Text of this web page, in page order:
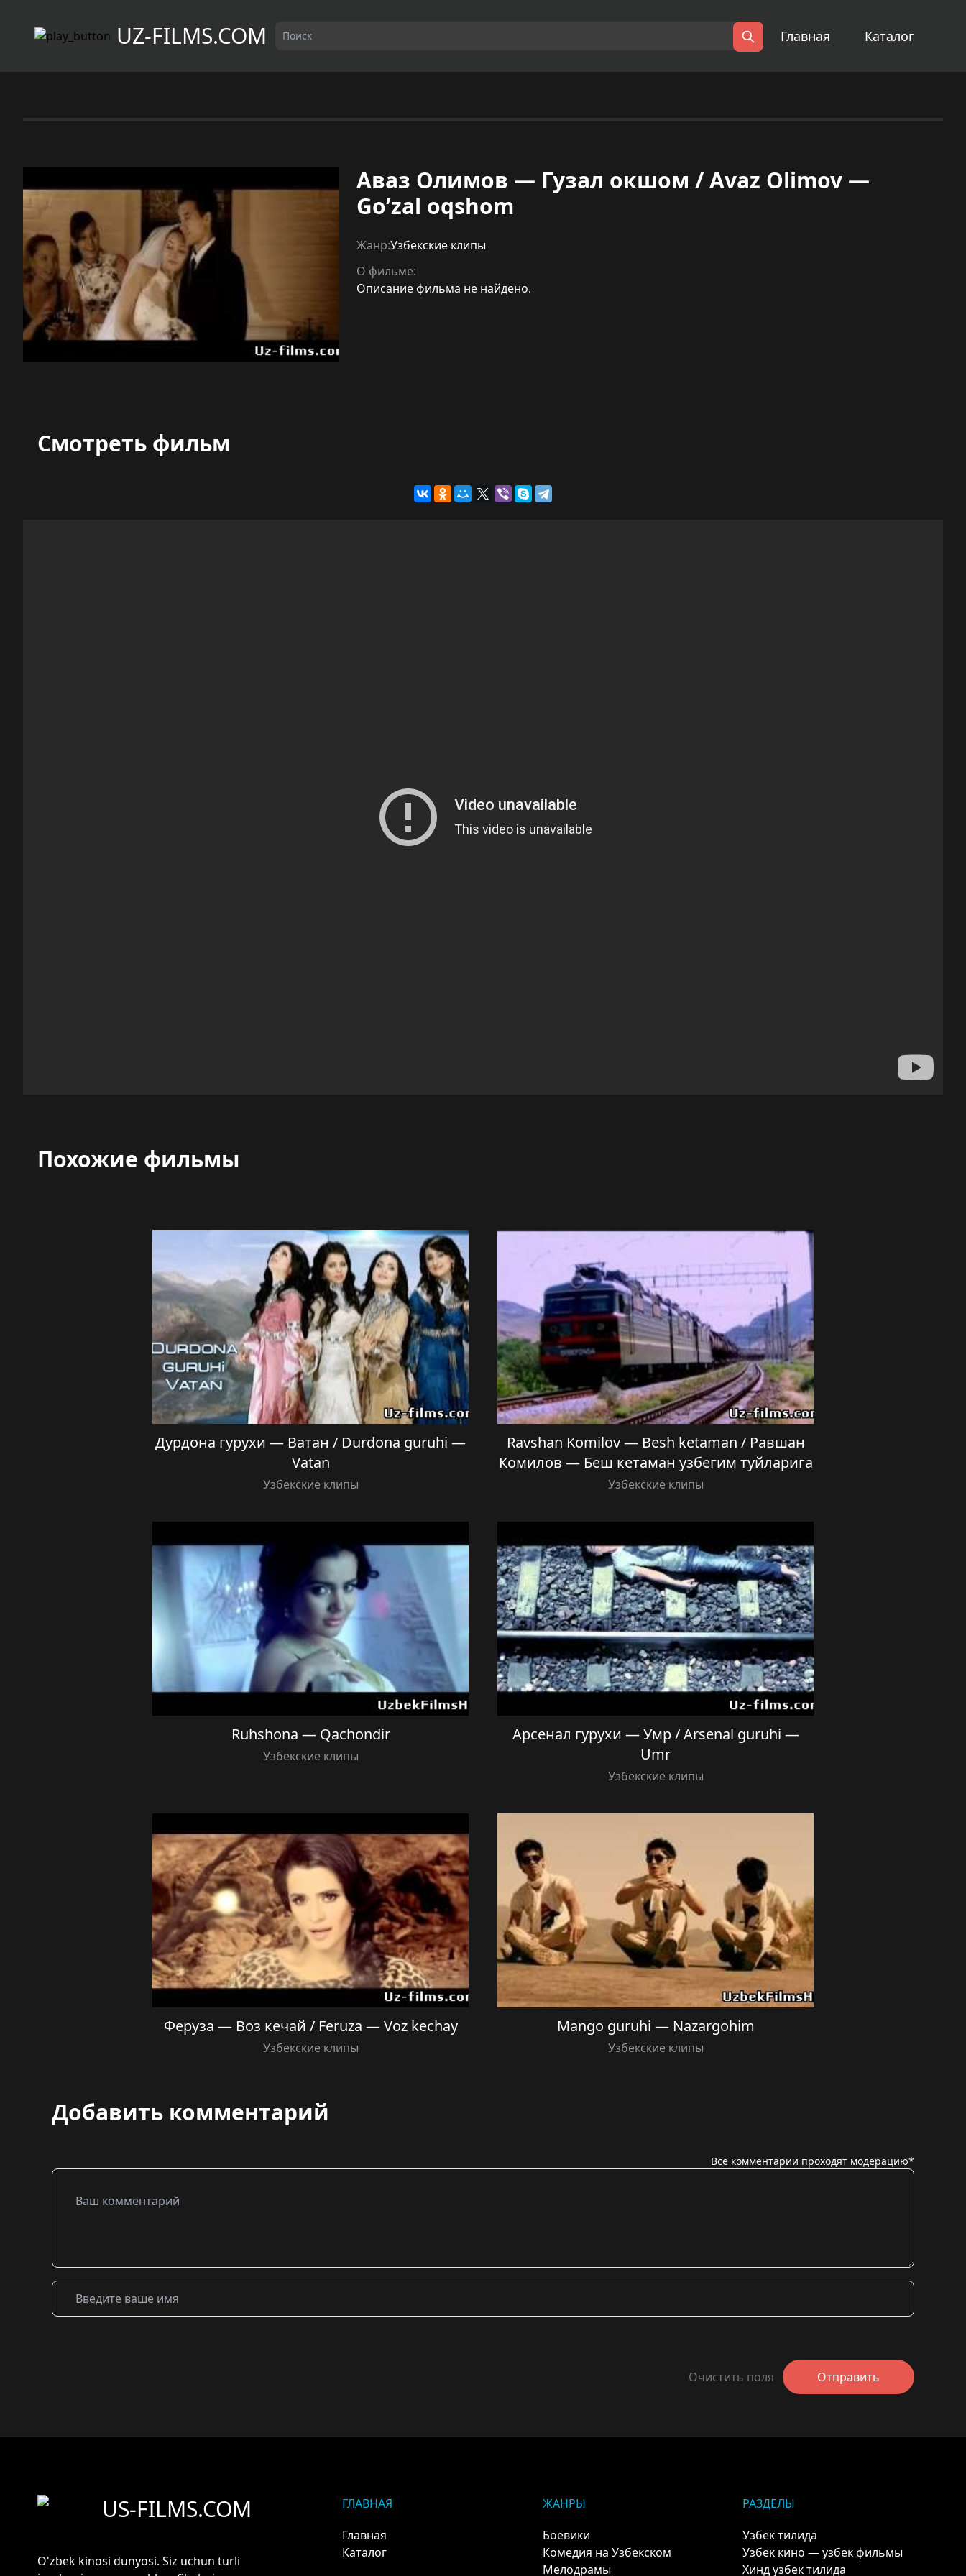
UZ-FILMS.COM Поиск
Главная Каталог
Аваз Олимов — Гузал окшом / Avaz Olimov —
Go’zal oqshom
Жанр:Узбекские клипы
О фильме:
Описание фильма не найдено.
Смотреть фильм
Похожие фильмы
Дурдона гурухи — Ватан / Durdona guruhi —
Vatan
Узбекские клипы
Ravshan Komilov — Besh ketaman / Равшан
Комилов — Беш кетаман узбегим туйларига
Узбекские клипы
Ruhshona — Qachondir
Узбекские клипы
Арсенал гурухи — Умр / Arsenal guruhi —
Umr
Узбекские клипы
Феруза — Воз кечай / Feruza — Voz kechay
Узбекские клипы
Mango guruhi — Nazargohim
Узбекские клипы
Добавить комментарий
Все комментарии проходят модерацию*
Очистить поля Отправить
US-FILMS.COM
O'zbek kinosi dunyosi. Siz uchun turli
ГЛАВНАЯ
Главная
Каталог
ЖАНРЫ
Боевики
Комедия на Узбекском
Мелодрамы
РАЗДЕЛЫ
Узбек тилида
Узбек кино — узбек фильмы
Хинд узбек тилида